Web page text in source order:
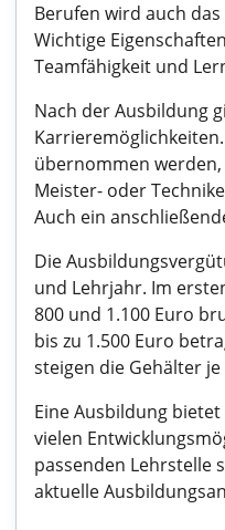
Berufen wird auch
Wichtige
Teamfähigkeit und
Nach der Ausbildung
übernommen
Meister- oder
Auch ein
Die
und Lehrjahr. Im
800 und 1.100 Euro
bis zu 1.500 Euro
steigen die Gehälter
Eine Ausbildung
vielen
passenden Lehrstelle
aktuelle